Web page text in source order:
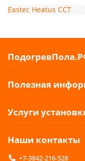
ними можно в
безопасность во
ключевыми
ответят на
которые
Eastec Heatus ССТ
Полезная
Услуги
Наши контакты
+7-3842-216-528